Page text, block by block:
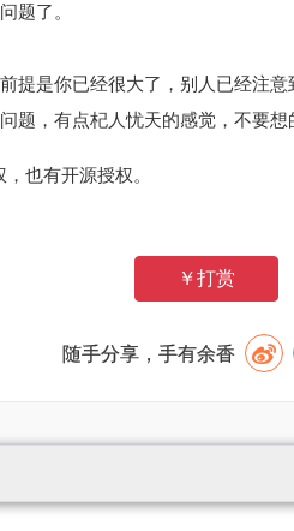
题了。
提是你已经很大了，别人已经注
题，有点杞人忧天的感觉，不要想
也有开源授权。
￥打赏
随手分享，手有余香